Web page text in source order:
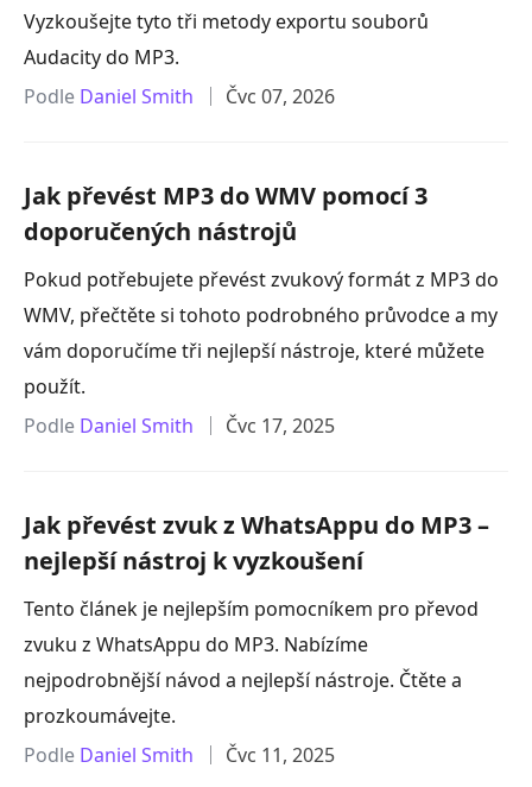
Vyzkoušejte tyto tři metody exportu souborů
Audacity do MP3.
Podle Daniel Smith Čvc 07, 2026
Jak převést MP3 do WMV pomocí 3
doporučených nástrojů
Pokud potřebujete převést zvukový formát z MP3 do
WMV, přečtěte si tohoto podrobného průvodce a my
vám doporučíme tři nejlepší nástroje, které můžete
použít.
Podle Daniel Smith Čvc 17, 2025
Jak převést zvuk z WhatsAppu do MP3 –
nejlepší nástroj k vyzkoušení
Tento článek je nejlepším pomocníkem pro převod
zvuku z WhatsAppu do MP3. Nabízíme
nejpodrobnější návod a nejlepší nástroje. Čtěte a
prozkoumávejte.
Podle Daniel Smith Čvc 11, 2025